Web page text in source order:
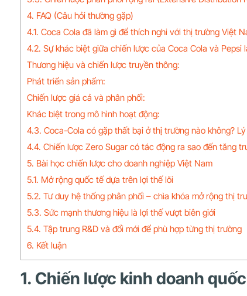
4. FAQ (Câu hỏi thường gặp)
4.1. Coca Cola đã làm gì để thích nghi với thị trường Việt
4.2. Sự khác biệt giữa chiến lược của Coca Cola và Pepsi
Thương hiệu và chiến lược truyền thông:
Phát triển sản phẩm:
Chiến lược giá cả và phân phối:
Khác biệt trong mô hình hoạt động:
4.3. Coca-Cola có gặp thất bại ở thị trường nào không?
4.4. Chiến lược Zero Sugar có tác động ra sao đến tăng
5. Bài học chiến lược cho doanh nghiệp Việt Nam
5.1. Mở rộng quốc tế dựa trên lợi thế lõi
5.2. Tư duy hệ thống phân phối – chìa khóa mở rộng thị
5.3. Sức mạnh thương hiệu là lợi thế vượt biên giới
5.4. Tập trung R&D và đổi mới để phù hợp từng thị trường
6. Kết luận
1. Chiến lược kinh doanh